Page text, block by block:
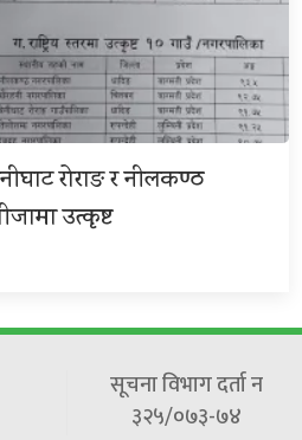
रोराङ र नीलकण्ठ
उत्कृष्ट
सूचना विभाग दर्ता न
३२५/०७३-७४